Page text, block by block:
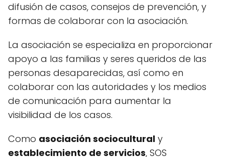
difusión de casos, consejos de prevención, y
formas de colaborar con la asociación.
La asociación se especializa en proporcionar
apoyo a las familias y seres queridos de las
personas desaparecidas, así como en
colaborar con las autoridades y los medios
de comunicación para aumentar la
visibilidad de los casos.
Como asociación sociocultural y
establecimiento de servicios, SOS